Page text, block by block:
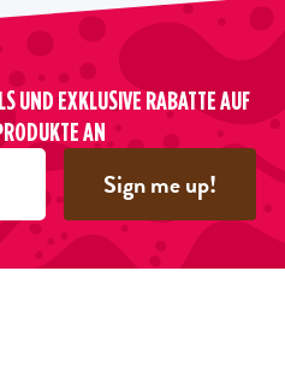
UND EXKLUSIVE RABATTE AUF
AN
Sign me up!